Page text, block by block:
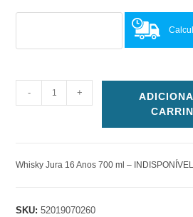
- +
Whisky Jura 16 Anos 700 ml – INDISPONÍVEL
SKU:52019070260